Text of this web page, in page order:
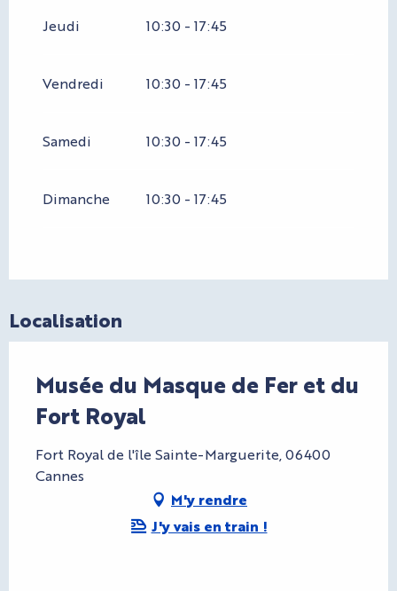
Jeudi 10:30 - 17:45
Vendredi 10:30 - 17:45
Samedi 10:30 - 17:45
Dimanche 10:30 - 17:45
Localisation
Musée du Masque de Fer et du
Fort Royal
Fort Royal de l'île Sainte-Marguerite, 06400
Cannes
M'y rendre
J'y vais en train !